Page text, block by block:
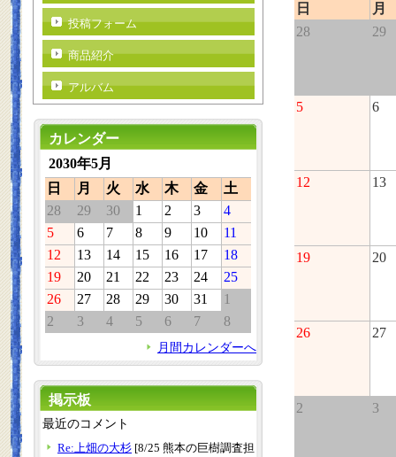
日
月
28
29
5 6
12 13
19 20
26 27
2 3
投稿フォーム
商品紹介
アルバム
カレンダー
2030年5月
日
月 火 水 木 金
土
28
29 30 1 2 3
4
5
6 7 8 9 10
11
12
13 14 15 16 17
18
19
20 21 22 23 24
25
26
27 28 29 30 31
1
2
3 4 5 6 7 8
月間カレンダーへ
掲示板
最近のコメント
Re:上畑の大杉 [8/25 熊本の巨樹調査担